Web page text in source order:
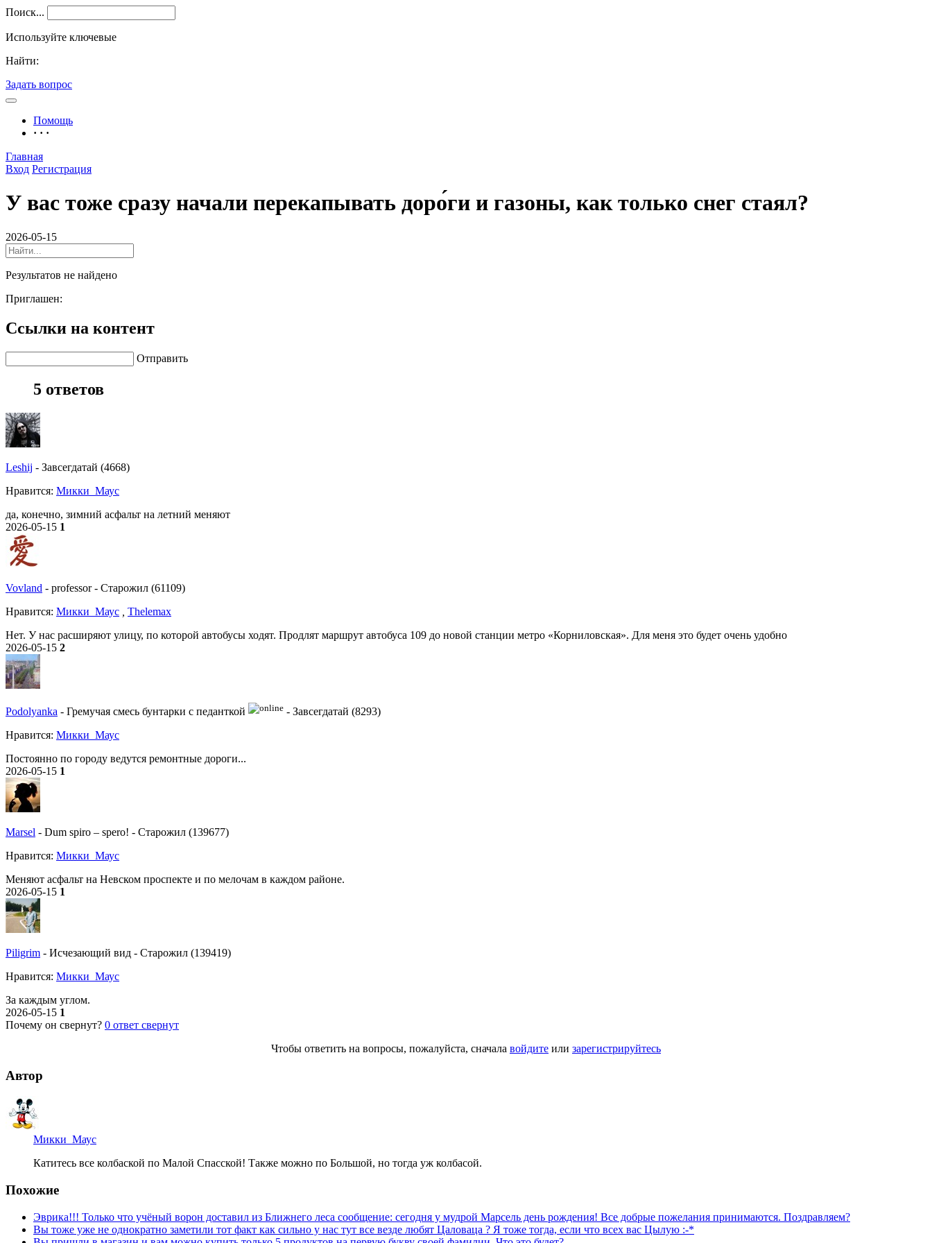
Поиск...
Используйте ключевые
Найти:
Задать вопрос
Помощь
· · ·
Главная
Вход Регистрация
У вас тоже сразу начали перекапывать доро́ги и газоны, как только снег стаял?
2026-05-15
Результатов не найдено
Приглашен:
Ссылки на контент
Отправить
5 ответов
Leshij - Завсегдатай (4668)
Нравитcя: Микки_Маус
да, конечно, зимний асфальт на летний меняют
2026-05-15 1
Vovland - professor - Старожил (61109)
Нравитcя: Микки_Маус
Thelemax
Нет. У нас расширяют улицу, по которой автобусы ходят. Продлят маршрут автобуса 109 до новой станции метро «Корниловская». Для меня это будет очень удобно
2026-05-15 2
Podolyanka - Гремучая смесь бунтарки с педанткой - Завсегдатай (8293)
Нравитcя: Микки_Маус
Постоянно по городу ведутся ремонтные дороги...
2026-05-15 1
Marsel - Dum spiro – spero! - Старожил (139677)
Нравитcя: Микки_Маус
Меняют асфальт на Невском проспекте и по мелочам в каждом районе.
2026-05-15 1
Piligrim - Исчезающий вид - Старожил (139419)
Нравитcя: Микки_Маус
За каждым углом.
2026-05-15 1
Почему он свернут? 0 ответ свернут
Чтобы ответить на вопросы, пожалуйста, сначала войдите или зарегистрируйтесь
Автор
Микки_Маус
Катитесь все колбаской по Малой Спасской! Также можно по Большой, но тогда уж колбасой.
Похожие
Эврика!!! Только что учёный ворон доставил из Ближнего леса сообщение: сегодня у мудрой Марсель день рождения! Все добрые пожелания принимаются. Поздравляем?
Вы тоже уже не однократно заметили тот факт как сильно у нас тут все везде любят Цаловаца ? Я тоже тогда, если что всех вас Цылую :-*